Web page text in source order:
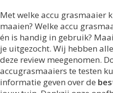
Met welke accu grasmaaier
maaien? Welke accu
én is handig in gebruik?
je uitgezocht. Wij hebben
deze review meegenomen.
accugrasmaaiers te testen
informatie geven over de